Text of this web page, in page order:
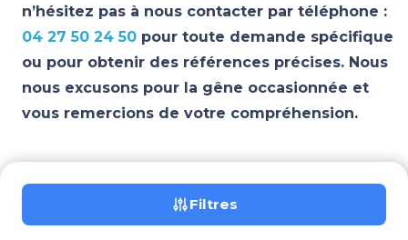
n’hésitez pas à nous contacter par téléphone :
04 27 50 24 50 pour toute demande spécifique
ou pour obtenir des références précises. Nous
nous excusons pour la gêne occasionnée et
vous remercions de votre compréhension.
Filtres